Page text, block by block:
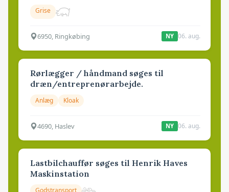
Grise
6950, Ringkøbing NY 06. aug.
Rørlægger / håndmand søges til
dræn/entreprenørarbejde.
Anlæg Kloak
4690, Haslev NY 06. aug.
Lastbilchauffør søges til Henrik Haves
Maskinstation